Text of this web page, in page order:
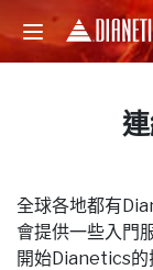
全球各地都有
會提供一些入門
開始Dianetics的